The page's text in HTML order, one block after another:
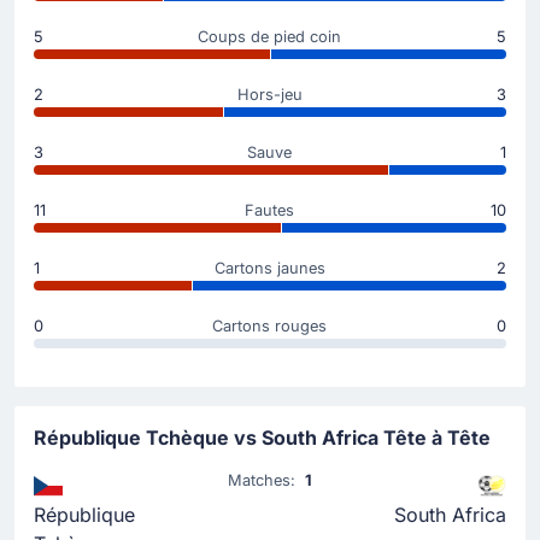
prendre les commandes dans ce match. 1 - 0 à
Atlanta. Passe décisive de Alexandr Sojka , ce qui
Le début du match
5 Coups de pied coin 5
2 Hors-jeu 3
3 Sauve 1
11 Fautes 10
1 Cartons jaunes 2
0 Cartons rouges 0
République Tchèque vs South Africa Tête à Tête
République
Matches: 1
South Africa